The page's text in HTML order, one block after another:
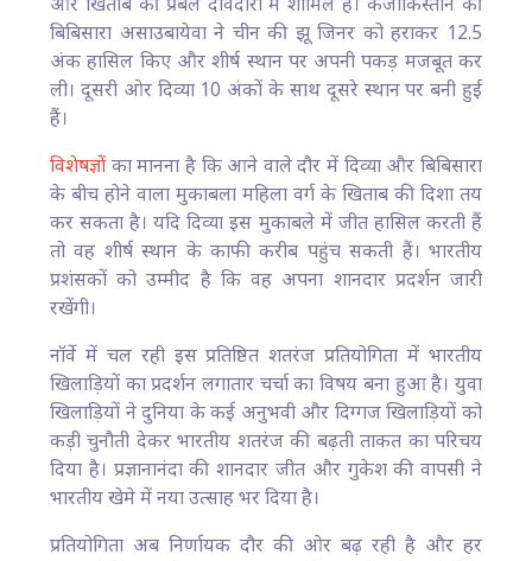
और खिताब की प्रबल दावेदारों में शामिल हैं। कजाकिस्तान की
बिबिसारा असाउबायेवा ने चीन की झू जिनर को हराकर 12.5
अंक हासिल किए और शीर्ष स्थान पर अपनी पकड़ मजबूत कर
ली। दूसरी ओर दिव्या 10 अंकों के साथ दूसरे स्थान पर बनी हुई
हैं।
विशेषज्ञों का मानना है कि आने वाले दौर में दिव्या और बिबिसारा
के बीच होने वाला मुकाबला महिला वर्ग के खिताब की दिशा तय
कर सकता है। यदि दिव्या इस मुकाबले में जीत हासिल करती हैं
तो वह शीर्ष स्थान के काफी करीब पहुंच सकती हैं। भारतीय
प्रशंसकों को उम्मीद है कि वह अपना शानदार प्रदर्शन जारी
रखेंगी।
नॉर्वे में चल रही इस प्रतिष्ठित शतरंज प्रतियोगिता में भारतीय
खिलाड़ियों का प्रदर्शन लगातार चर्चा का विषय बना हुआ है। युवा
खिलाड़ियों ने दुनिया के कई अनुभवी और दिग्गज खिलाड़ियों को
कड़ी चुनौती देकर भारतीय शतरंज की बढ़ती ताकत का परिचय
दिया है। प्रज्ञानानंदा की शानदार जीत और गुकेश की वापसी ने
भारतीय खेमे में नया उत्साह भर दिया है।
प्रतियोगिता अब निर्णायक दौर की ओर बढ़ रही है और हर